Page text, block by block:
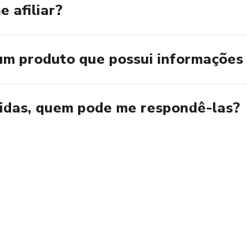
afiliar?
produto que possui
quem pode me respondê-las?